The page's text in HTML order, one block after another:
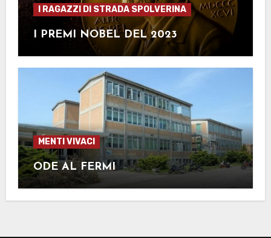
I RAGAZZI DI STRADA SPOLVERINA
I PREMI NOBEL DEL 2023
MENTI VIVACI
ODE AL FERMI